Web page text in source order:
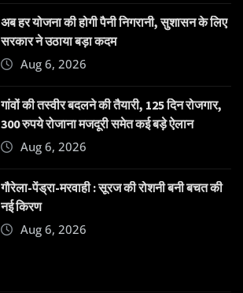
अब हर योजना की होगी पैनी निगरानी, सुशासन के लिए
सरकार ने उठाया बड़ा कदम
Aug 6, 2026
गांवों की तस्वीर बदलने की तैयारी, 125 दिन रोजगार,
300 रुपये रोजाना मजदूरी समेत कई बड़े ऐलान
Aug 6, 2026
गौरेला-पेंड्रा-मरवाही : सूरज की रोशनी बनी बचत की
नई किरण
Aug 6, 2026